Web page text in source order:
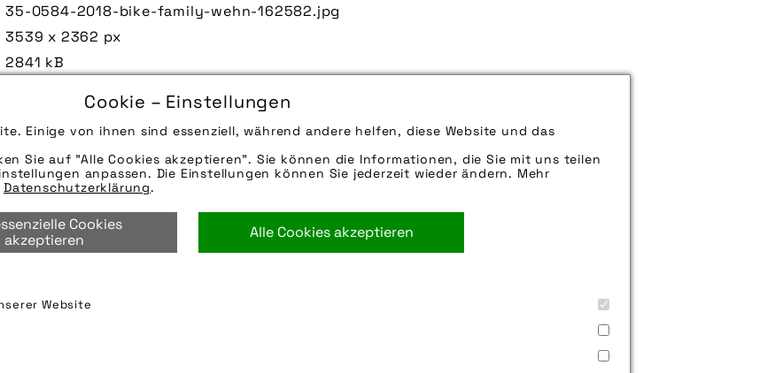
Cookie – Einstellungen
Einige von ihnen sind essenziell, während andere helfen, diese Website und das
Sie auf "Alle Cookies akzeptieren". Sie können die Informationen, die Sie mit uns teilen
anpassen. Die Einstellungen können Sie jederzeit wieder ändern. Mehr
Datenschutzerklärung.
Cookies
akzeptieren
Alle Cookies akzeptieren
Website
35-0584-2018-bike-family-wehn-162582.jpg
3539 x 2362 px
2841 kB
Badehandtuch, Picknick oder Grillkohle: Wasserdichte Packtasche sorgen bei
jedem Wetter für trockenes Gepäck.
Quelle/Source [´www.ortlieb.com | pd-f´]
Die technischen Details werden in Bälde eingefügt. Sie können uns aber gern auch
ausflug, eltern,familie gepäck,kinder,radreise
tasche,transport,urlaub wasserdicht